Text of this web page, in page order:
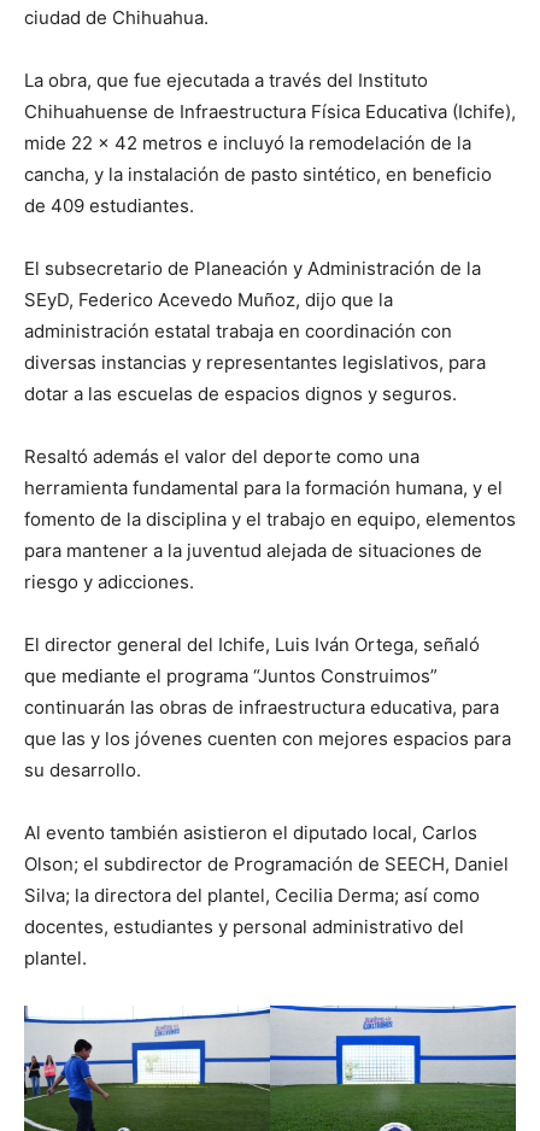
ciudad de Chihuahua.
La obra, que fue ejecutada a través del Instituto
Chihuahuense de Infraestructura Física Educativa (Ichife),
mide 22 x 42 metros e incluyó la remodelación de la
cancha, y la instalación de pasto sintético, en beneficio
de 409 estudiantes.
El subsecretario de Planeación y Administración de la
SEyD, Federico Acevedo Muñoz, dijo que la
administración estatal trabaja en coordinación con
diversas instancias y representantes legislativos, para
dotar a las escuelas de espacios dignos y seguros.
Resaltó además el valor del deporte como una
herramienta fundamental para la formación humana, y el
fomento de la disciplina y el trabajo en equipo, elementos
para mantener a la juventud alejada de situaciones de
riesgo y adicciones.
El director general del Ichife, Luis Iván Ortega, señaló
que mediante el programa “Juntos Construimos”
continuarán las obras de infraestructura educativa, para
que las y los jóvenes cuenten con mejores espacios para
su desarrollo.
Al evento también asistieron el diputado local, Carlos
Olson; el subdirector de Programación de SEECH, Daniel
Silva; la directora del plantel, Cecilia Derma; así como
docentes, estudiantes y personal administrativo del
plantel.